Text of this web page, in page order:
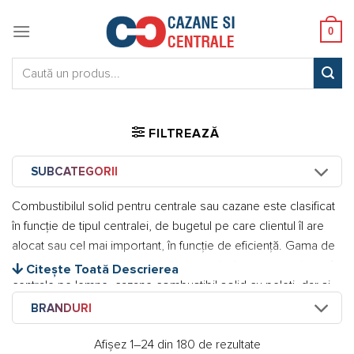
0
FILTREAZĂ
SUBCATEGORII
Combustibilul solid pentru centrale sau cazane este clasificat
în funcție de tipul centralei, de bugetul pe care clientul îl are
alocat sau cel mai important, în funcție de eficiență. Gama de
cazane pe combustibil solid din magazinul nostru conține atât
centrale pe lemne, cazane combustibil solid cu peleți, dar și
termoșeminee sau șeminee.
Producători de la care poți găsi cazane combustibil solid în
Citește Toată Descrierea
BRANDURI
Afișez 1–24 din 180 de rezultate